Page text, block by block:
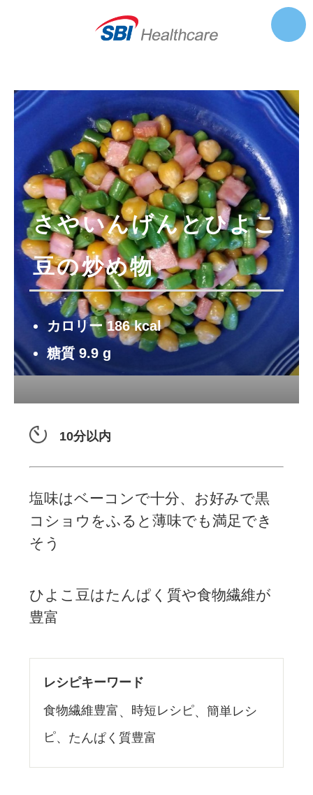
さやいんげんとひよこ
豆の炒め物
カロリー186 kcal
糖質9.9 g
10分以内
塩味はベーコンで十分、お好みで黒
コショウをふると薄味でも満足でき
そう
ひよこ豆はたんぱく質や食物繊維が
豊富
レシピキーワード
食物繊維豊富
時短レシピ
簡単レシ
ピ
たんぱく質豊富